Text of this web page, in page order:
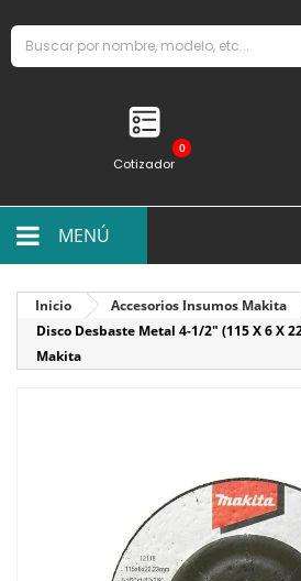
0
Cotizador
MENÚ
Inicio
Accesorios Insumos Makita
Disco Desbaste Metal 4-1/2" (115 X 6 X
Makita